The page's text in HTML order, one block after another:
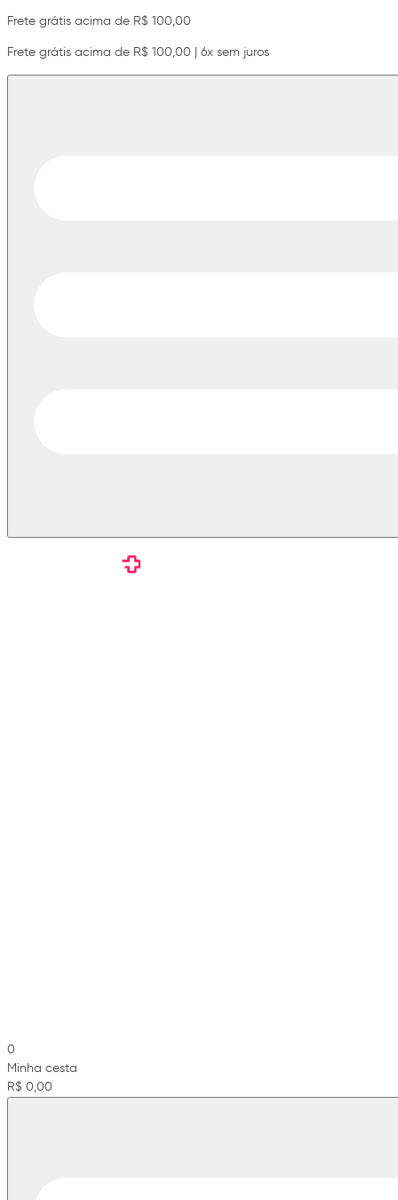
Frete grátis acima de R$ 100,00
Frete grátis acima de R$ 100,00 | 6x sem juros
0
Minha cesta
R$ 0,00